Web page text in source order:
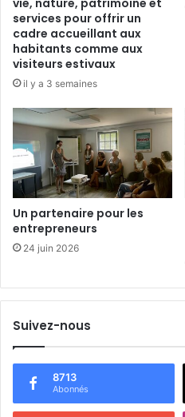
’
u
n
o
n
i
b
s
.
.
.
vie, nature, patrimoine et
services pour offrir un
cadre accueillant aux
habitants comme aux
visiteurs estivaux
il y a 3 semaines
Un partenaire pour les
entrepreneurs
24 juin 2026
Suivez-nous
8713
Abonnés